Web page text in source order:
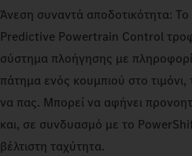
Άνεση συναντά αποδοτικότητα: Το
Predictive Powertrain Control
σύστημα πλοήγησης με
πάτημα ενός κουμπιού στο
να πας. Μπορεί να αφήνει
και, σε συνδυασμό με το
βέλτιστη ταχύτητα.